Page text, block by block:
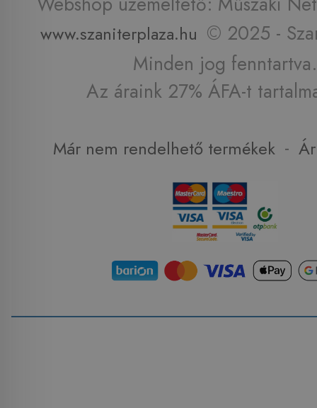
www.szaniterplaza.hu © 2025 -
Minden jog fenntartva.
Az áraink 27% ÁFA-t
Már nem rendelhető termékek -